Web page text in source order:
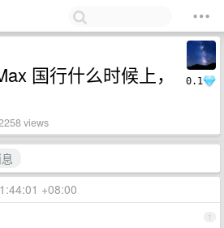
0.1
国行什么时候上，
views
+08:00
1